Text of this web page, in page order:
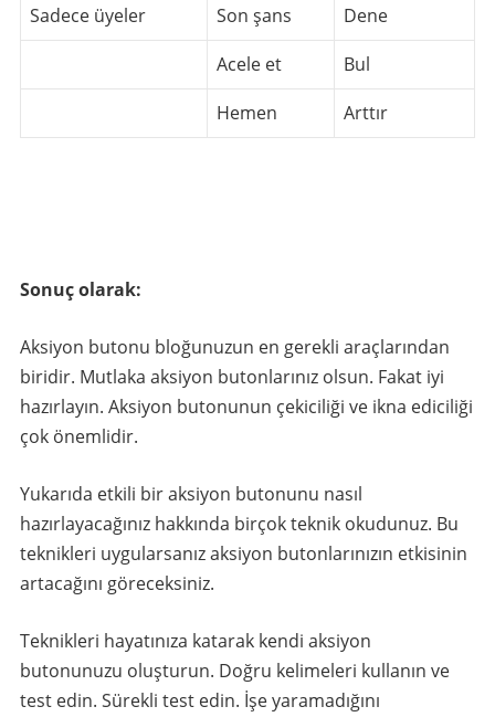
Sadece üyeler Son şans
Dene
Acele et
Bul
Hemen
Arttır
Sonuç olarak:
Aksiyon butonu bloğunuzun en gerekli araçlarından
biridir. Mutlaka aksiyon butonlarınız olsun. Fakat iyi
hazırlayın. Aksiyon butonunun çekiciliği ve ikna ediciliği
çok önemlidir.
Yukarıda etkili bir aksiyon butonunu nasıl
hazırlayacağınız hakkında birçok teknik okudunuz. Bu
teknikleri uygularsanız aksiyon butonlarınızın etkisinin
artacağını göreceksiniz.
Teknikleri hayatınıza katarak kendi aksiyon
butonunuzu oluşturun. Doğru kelimeleri kullanın ve
test edin. Sürekli test edin. İşe yaramadığını